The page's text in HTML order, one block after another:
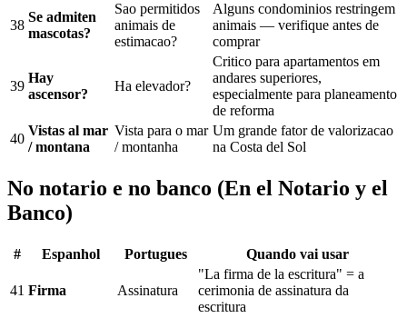
38
Se admiten
mascotas?
Sao permitidos
animais de
estimacao?
Alguns condominios restringem
animais — verifique antes de
comprar
39
Hay
ascensor?
Ha elevador?
Critico para apartamentos em
andares superiores,
especialmente para planeamento
de reforma
40
Vistas al mar
/ montana
Vista para o mar
/ montanha
Um grande fator de valorizacao
na Costa del Sol
No notario e no banco (En el Notario y el
Banco)
# Espanhol Portugues Quando vai usar
41 Firma Assinatura
"La firma de la escritura" = a
cerimonia de assinatura da
escritura